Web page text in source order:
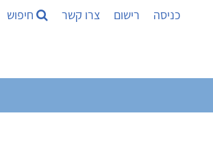
כניסה רישום צרו קשר חיפוש